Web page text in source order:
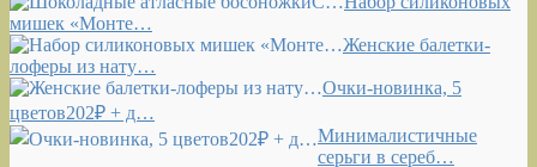
мишек «Монте…
Женские балетки-
лоферы из нату…
Очки-новинка, 5
цветов202₽ + д…
Минималистичные
серьги в сереб…